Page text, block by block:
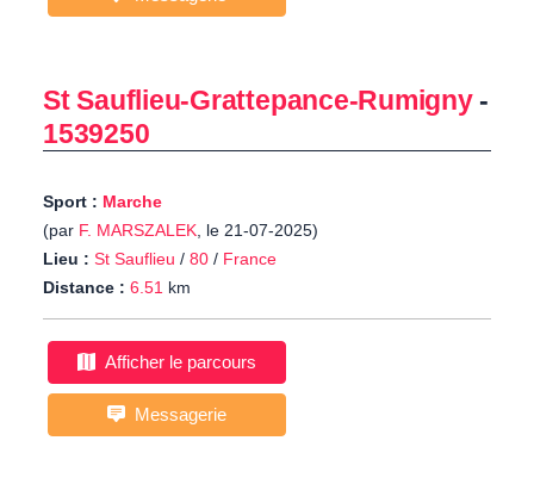
St Sauflieu-Grattepance-Rumigny-
1539250
Sport : Marche
(par F. MARSZALEK, le 21-07-2025)
Lieu : St Sauflieu / 80 / France
Distance : 6.51 km
Afficher le parcours
Messagerie